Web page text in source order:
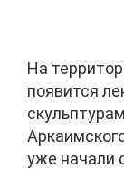
На
появится
уже начали